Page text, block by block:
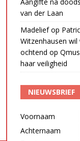
van der Laan
Madeliefop
Witzenhausen
ochtend op
haar veiligheid
NIEUWSBRIEF
Voornaam
Achternaam